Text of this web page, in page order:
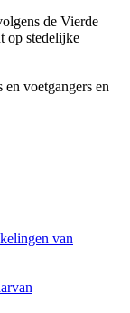
de Vierde
op stedelijke
voetgangers en
van